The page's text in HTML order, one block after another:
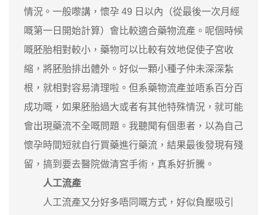
情況。一般嚟講，懷孕 49 日以內（從最後一次月經
嘅第一日開始計算）會比較適合藥物流產。呢個時候
嘅胚胎相對較小，藥物可以比較有效地促使子宮收
縮，將胚胎排出體外。好似一顆小種子仲未深深紮
根，就相對容易清理啦。但系藥物流產並唔系百分百
成功嘅，如果胚胎過大或者有其他特殊情況，就可能
會出現藥流不全嘅問題。我聽聞有個患者，以為自己
懷孕時間短就自行買藥進行藥流，結果最後發現有殘
留，搞到要去醫院做清宮手術，真系好折騰。
人工流產
人工流產又分好多唔同嘅方式，好似負壓吸引